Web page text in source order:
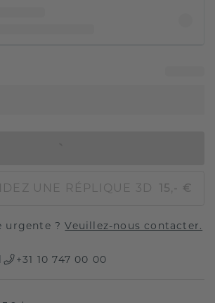
UNE RÉPLIQUE 3D 15,- €
urgente ?Veuillez-nous contacter.
+31 10 747 00 00